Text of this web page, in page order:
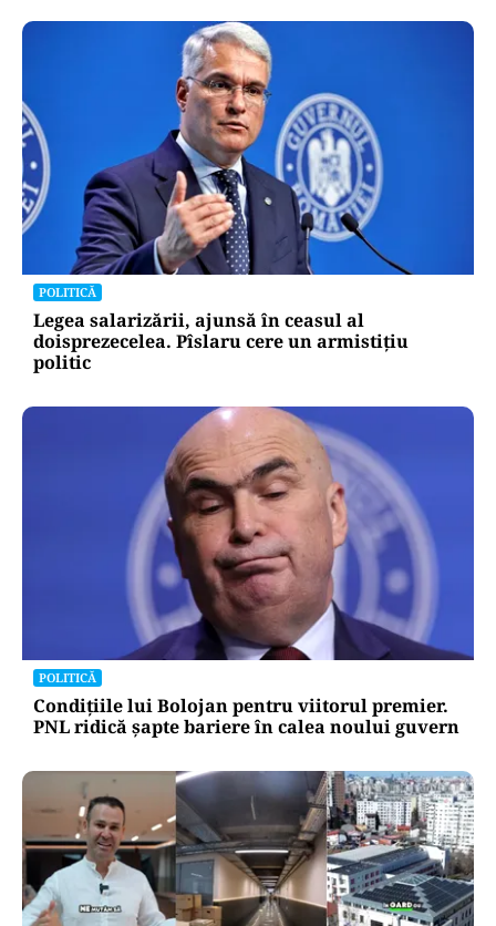
POLITICĂ
Legea salarizării, ajunsă în ceasul al
doisprezecelea. Pîslaru cere un armistițiu
politic
POLITICĂ
Condițiile lui Bolojan pentru viitorul premier.
PNL ridică șapte bariere în calea noului guvern